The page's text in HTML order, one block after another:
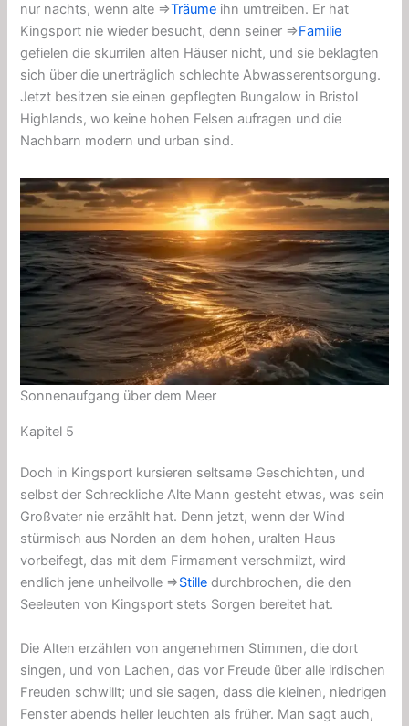
nur nachts, wenn alte ⇒Träume ihn umtreiben. Er hat
Kingsport nie wieder besucht, denn seiner ⇒Familie
gefielen die skurrilen alten Häuser nicht, und sie beklagten
sich über die unerträglich schlechte Abwasserentsorgung.
Jetzt besitzen sie einen gepflegten Bungalow in Bristol
Highlands, wo keine hohen Felsen aufragen und die
Nachbarn modern und urban sind.
Sonnenaufgang über dem Meer
Kapitel 5
Doch in Kingsport kursieren seltsame Geschichten, und
selbst der Schreckliche Alte Mann gesteht etwas, was sein
Großvater nie erzählt hat. Denn jetzt, wenn der Wind
stürmisch aus Norden an dem hohen, uralten Haus
vorbeifegt, das mit dem Firmament verschmilzt, wird
endlich jene unheilvolle ⇒Stille durchbrochen, die den
Seeleuten von Kingsport stets Sorgen bereitet hat.
Die Alten erzählen von angenehmen Stimmen, die dort
singen, und von Lachen, das vor Freude über alle irdischen
Freuden schwillt; und sie sagen, dass die kleinen, niedrigen
Fenster abends heller leuchten als früher. Man sagt auch,